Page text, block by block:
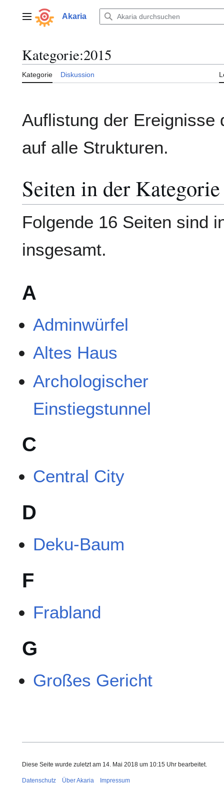
springenHauptmenüAkaria
Kategorie:2015
Kategorie Diskussion
Auflistung der Ereignisse
auf alle Strukturen.
Seiten in der
Folgende 16 Seiten sind
insgesamt.
A
Adminwürfel
Altes Haus
Archologischer
Einstiegstunnel
C
Central City
D
Deku-Baum
F
Frabland
G
Großes Gericht
Diese Seite wurde zuletzt am 14. Mai 2018 um 10:15 Uhr bearbeitet.
Datenschutz Über Akaria Impressum